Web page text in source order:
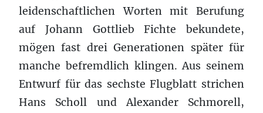
leidenschaftlichen Worten mit Berufung
auf Johann Gottlieb Fichte bekundete,
mögen fast drei Generationen später für
manche befremdlich klingen. Aus seinem
Entwurf für das sechste Flugblatt strichen
Hans Scholl und Alexander Schmorell,